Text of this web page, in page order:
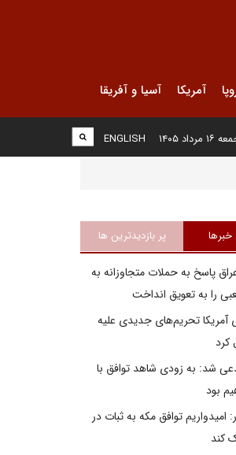
آمریکا آسیا و آفریقا
ENGLISH مرداد ۱۴۰۵
پر بازدیدترین ها
پاسخ به حملات متجاوزانه به
را به تعویق انداخت
آمریکا تحریم‌های جدیدی علیه
کرد
شد: به زودی شاهد توافق با
بود
امیدواریم توافق مکه به ثبات در
کند